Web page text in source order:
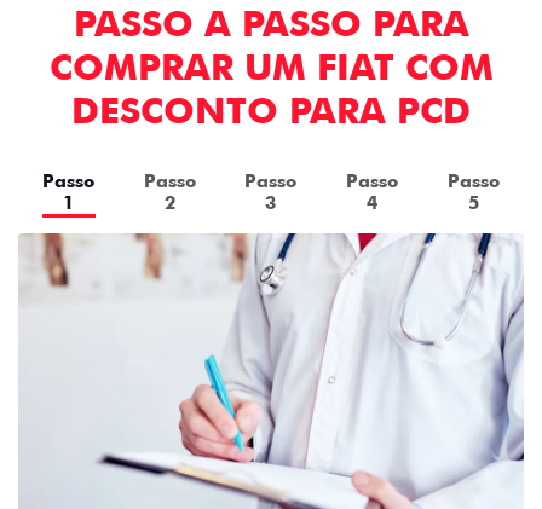
PASSO A PASSO PARA
COMPRAR UM FIAT COM
DESCONTO PARA PCD
Passo
1
Passo
2
Passo
3
Passo
4
Passo
5